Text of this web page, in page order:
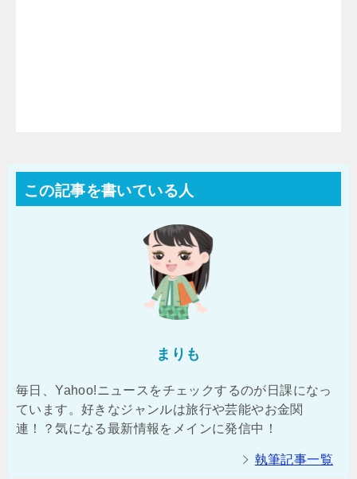
この記事を書いている人
まりも
毎日、Yahoo!ニュースをチェックするのが日課になっ
ています。好きなジャンルは旅行や芸能やお金関
連！？気になる最新情報をメインに発信中！
執筆記事一覧